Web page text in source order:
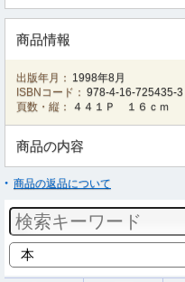
商品情報
出版年月： 1998年8月
ISBNコード： 978-4-16-725435-3
頁数・縦：
４４１Ｐ １６ｃｍ
商品の内容
商品の返品について